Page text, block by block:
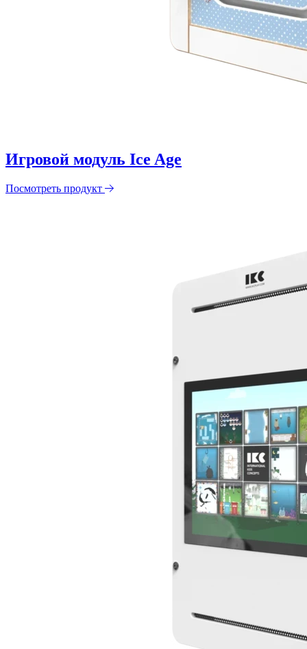
Игровой модуль Ice Age
Посмотреть продукт